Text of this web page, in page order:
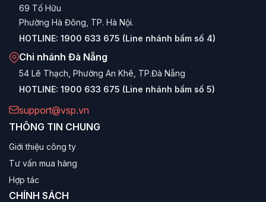
69 Tố Hữu
Phường Hà Đông, TP. Hà Nội.
HOTLINE: 1900 633 675 (Line nhánh bấm số 4)
Chi nhánh Đà Nẵng
54 Lê Thạch, Phường An Khê, TP.Đà Nẵng
HOTLINE: 1900 633 675 (Line nhánh bấm số 5)
support@vsp.vn
THÔNG TIN CHUNG
Giới thiệu công ty
Tư vấn mua hàng
Hợp tác
CHÍNH SÁCH